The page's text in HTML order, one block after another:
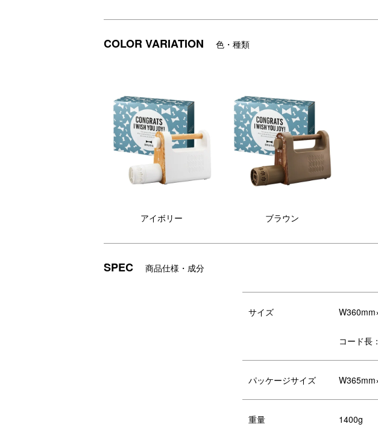
ほかほかふとんでしあわせ快眠！マルチに活躍するふとん乾燥機のギフ
マット不要、ふとんに伸縮式のノズルを入れるだけで、季節や気候に合
季節を問わず活躍するふとんドライヤーは、就職祝いや引越し祝いな
COLOR VARIATION 色・種類
アイボリー ブラウン
SPEC 商品仕様・成分
サイズ
コード長
パッケージサイズ
重量 1400g